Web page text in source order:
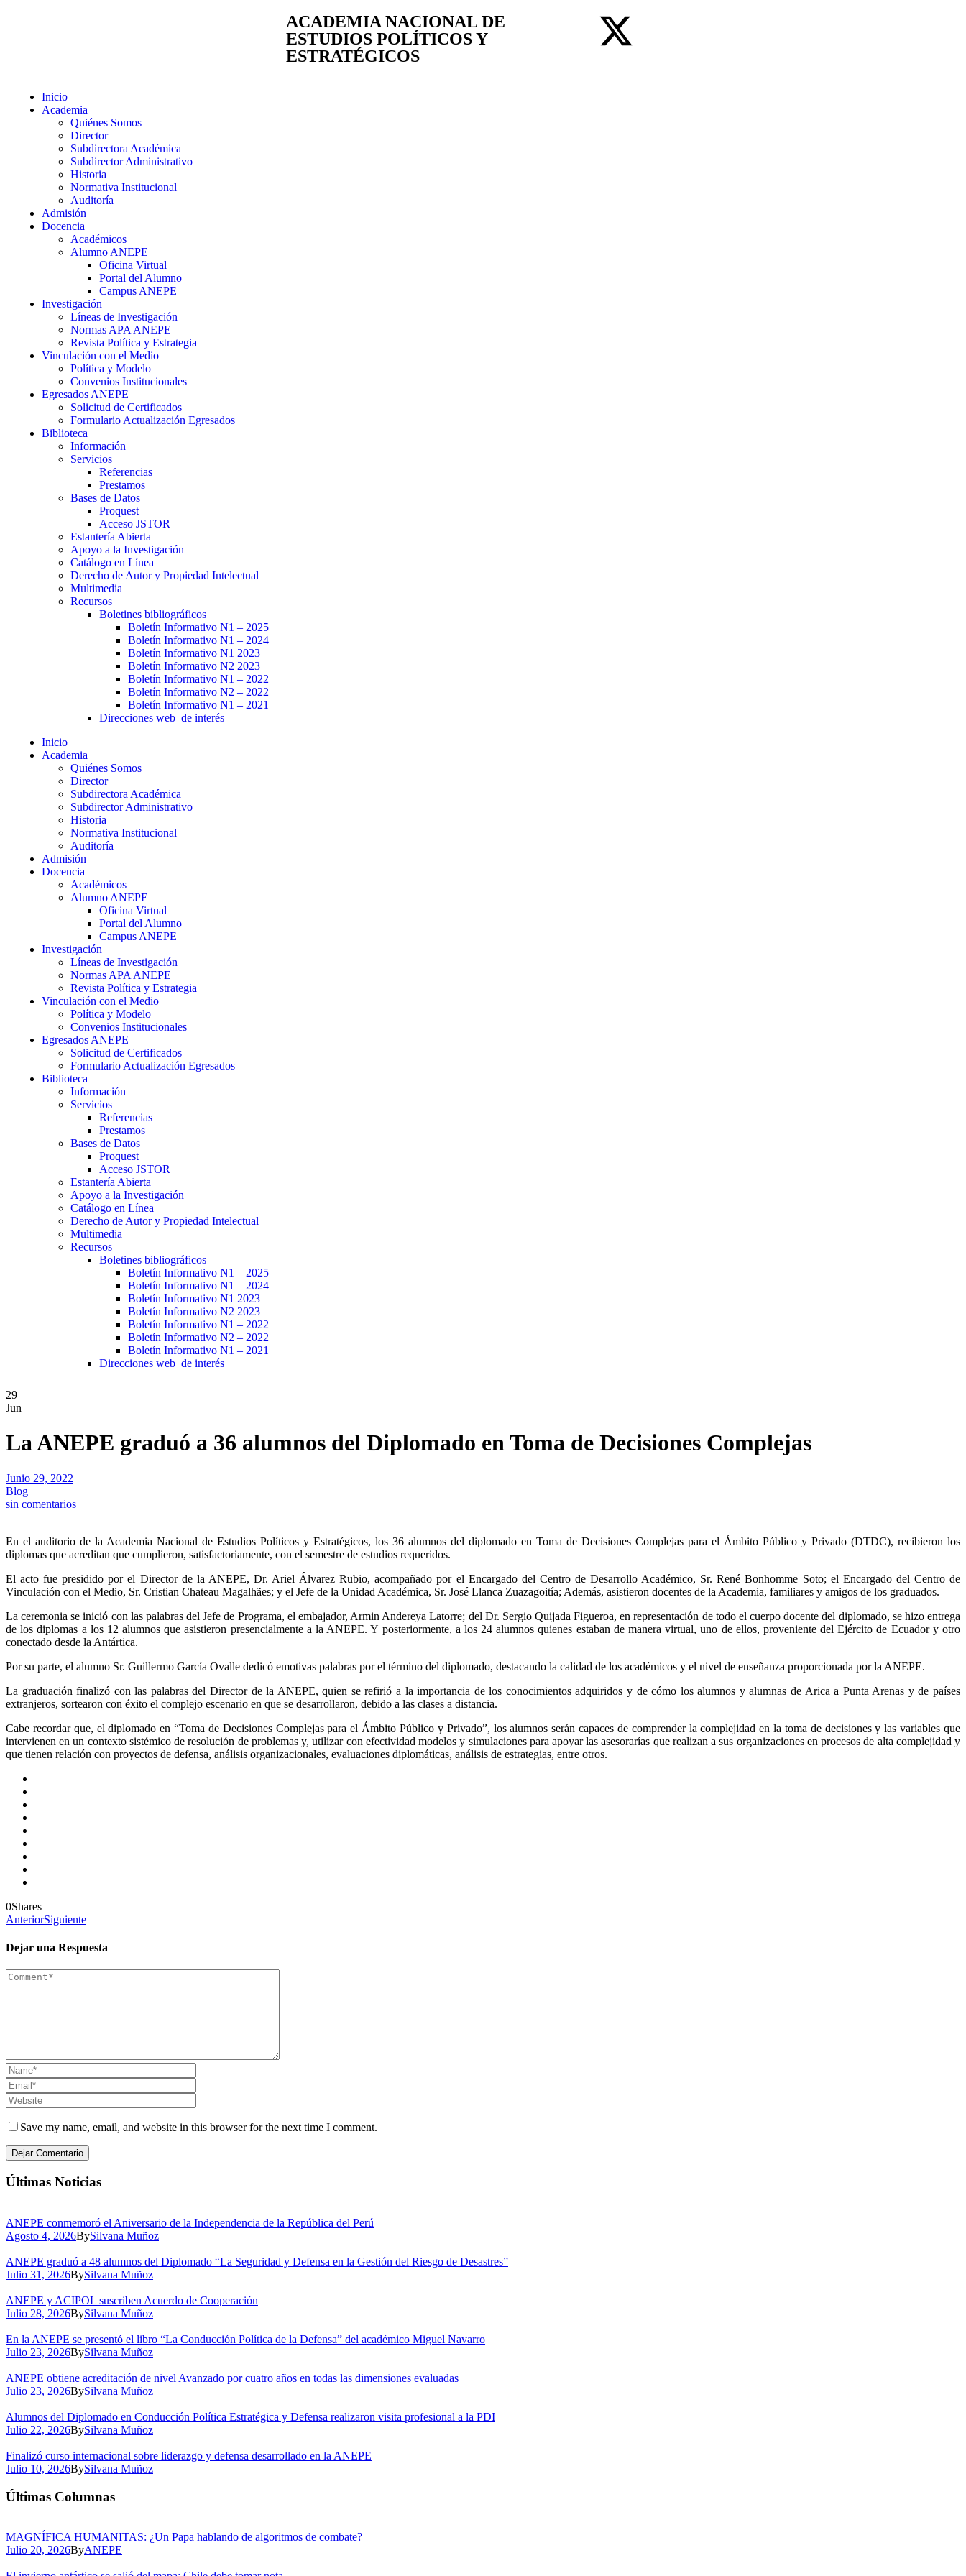
ACADEMIA NACIONAL DE
ESTUDIOS POLÍTICOS Y
ESTRATÉGICOS
Inicio
Academia
Quiénes Somos
Director
Subdirectora Académica
Subdirector Administrativo
Historia
Normativa Institucional
Auditoría
Admisión
Docencia
Académicos
Alumno ANEPE
Oficina Virtual
Portal del Alumno
Campus ANEPE
Investigación
Líneas de Investigación
Normas APA ANEPE
Revista Política y Estrategia
Vinculación con el Medio
Política y Modelo
Convenios Institucionales
Egresados ANEPE
Solicitud de Certificados
Formulario Actualización Egresados
Biblioteca
Información
Servicios
Referencias
Prestamos
Bases de Datos
Proquest
Acceso JSTOR
Estantería Abierta
Apoyo a la Investigación
Catálogo en Línea
Derecho de Autor y Propiedad Intelectual
Multimedia
Recursos
Boletines bibliográficos
Boletín Informativo N1 – 2025
Boletín Informativo N1 – 2024
Boletín Informativo N1 2023
Boletín Informativo N2 2023
Boletín Informativo N1 – 2022
Boletín Informativo N2 – 2022
Boletín Informativo N1 – 2021
Direcciones web de interés
Inicio
Academia
Quiénes Somos
Director
Subdirectora Académica
Subdirector Administrativo
Historia
Normativa Institucional
Auditoría
Admisión
Docencia
Académicos
Alumno ANEPE
Oficina Virtual
Portal del Alumno
Campus ANEPE
Investigación
Líneas de Investigación
Normas APA ANEPE
Revista Política y Estrategia
Vinculación con el Medio
Política y Modelo
Convenios Institucionales
Egresados ANEPE
Solicitud de Certificados
Formulario Actualización Egresados
Biblioteca
Información
Servicios
Referencias
Prestamos
Bases de Datos
Proquest
Acceso JSTOR
Estantería Abierta
Apoyo a la Investigación
Catálogo en Línea
Derecho de Autor y Propiedad Intelectual
Multimedia
Recursos
Boletines bibliográficos
Boletín Informativo N1 – 2025
Boletín Informativo N1 – 2024
Boletín Informativo N1 2023
Boletín Informativo N2 2023
Boletín Informativo N1 – 2022
Boletín Informativo N2 – 2022
Boletín Informativo N1 – 2021
Direcciones web de interés
29
Jun
La ANEPE graduó a 36 alumnos del Diplomado en Toma de Decisiones Complejas
Junio 29, 2022
Blog
sin comentarios
En el auditorio de la Academia Nacional de Estudios Políticos y Estratégicos, los 36 alumnos del diplomado en Toma de Decisiones Complejas para el Ámbito Público y Privado (DTDC), recibieron los
diplomas que acreditan que cumplieron, satisfactoriamente, con el semestre de estudios requeridos.
El acto fue presidido por el Director de la ANEPE, Dr. Ariel Álvarez Rubio, acompañado por el Encargado del Centro de Desarrollo Académico, Sr. René Bonhomme Soto; el Encargado del Centro de
Vinculación con el Medio, Sr. Cristian Chateau Magalhães; y el Jefe de la Unidad Académica, Sr. José Llanca Zuazagoitía; Además, asistieron docentes de la Academia, familiares y amigos de los graduados.
La ceremonia se inició con las palabras del Jefe de Programa, el embajador, Armin Andereya Latorre; del Dr. Sergio Quijada Figueroa, en representación de todo el cuerpo docente del diplomado, se hizo entrega
de los diplomas a los 12 alumnos que asistieron presencialmente a la ANEPE. Y posteriormente, a los 24 alumnos quienes estaban de manera virtual, uno de ellos, proveniente del Ejército de Ecuador y otro
conectado desde la Antártica.
Por su parte, el alumno Sr. Guillermo García Ovalle dedicó emotivas palabras por el término del diplomado, destacando la calidad de los académicos y el nivel de enseñanza proporcionada por la ANEPE.
La graduación finalizó con las palabras del Director de la ANEPE, quien se refirió a la importancia de los conocimientos adquiridos y de cómo los alumnos y alumnas de Arica a Punta Arenas y de países
extranjeros, sortearon con éxito el complejo escenario en que se desarrollaron, debido a las clases a distancia.
Cabe recordar que, el diplomado en “Toma de Decisiones Complejas para el Ámbito Público y Privado”, los alumnos serán capaces de comprender la complejidad en la toma de decisiones y las variables que
intervienen en un contexto sistémico de resolución de problemas y, utilizar con efectividad modelos y simulaciones para apoyar las asesorarías que realizan a sus organizaciones en procesos de alta complejidad y
que tienen relación con proyectos de defensa, análisis organizacionales, evaluaciones diplomáticas, análisis de estrategias, entre otros.
0Shares
AnteriorSiguiente
Dejar una Respuesta
Save my name, email, and website in this browser for the next time I comment.
Últimas Noticias
ANEPE conmemoró el Aniversario de la Independencia de la República del Perú
Agosto 4, 2026BySilvana Muñoz
ANEPE graduó a 48 alumnos del Diplomado “La Seguridad y Defensa en la Gestión del Riesgo de Desastres”
Julio 31, 2026BySilvana Muñoz
ANEPE y ACIPOL suscriben Acuerdo de Cooperación
Julio 28, 2026BySilvana Muñoz
En la ANEPE se presentó el libro “La Conducción Política de la Defensa” del académico Miguel Navarro
Julio 23, 2026BySilvana Muñoz
ANEPE obtiene acreditación de nivel Avanzado por cuatro años en todas las dimensiones evaluadas
Julio 23, 2026BySilvana Muñoz
Alumnos del Diplomado en Conducción Política Estratégica y Defensa realizaron visita profesional a la PDI
Julio 22, 2026BySilvana Muñoz
Finalizó curso internacional sobre liderazgo y defensa desarrollado en la ANEPE
Julio 10, 2026BySilvana Muñoz
Últimas Columnas
MAGNÍFICA HUMANITAS: ¿Un Papa hablando de algoritmos de combate?
Julio 20, 2026ByANEPE